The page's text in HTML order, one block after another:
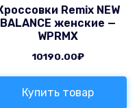
Remix NEW
BALANCE женские —
WPRMX
10190.00₽
Купить товар